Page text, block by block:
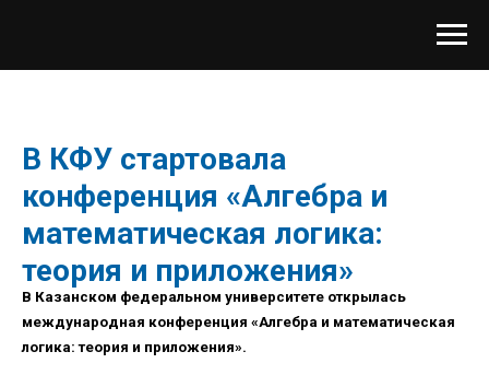
В КФУ стартовала
конференция «Алгебра и
математическая логика:
теория и приложения»
В Казанском федеральном университете открылась
международная конференция «Алгебра и математическая
логика: теория и приложения».